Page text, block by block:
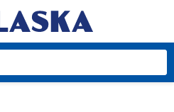
Tổng Kho